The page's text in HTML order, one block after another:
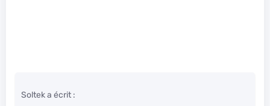
Soltek a écrit :